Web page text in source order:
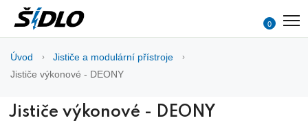
0
Úvod
Jističe a modulární přístroje
Jističe výkonové - DEONY
Jističe výkonové - DEONY